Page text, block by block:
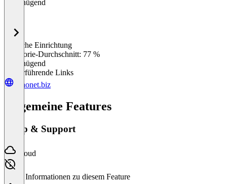
Ungenügend
Einfache Einrichtung
Kategorie-Durchschnitt: 77 %
Ungenügend
Weiterführende Links
echonet.biz
Allgemeine Features
Setup & Support
Cloud
Keine Informationen zu diesem Feature